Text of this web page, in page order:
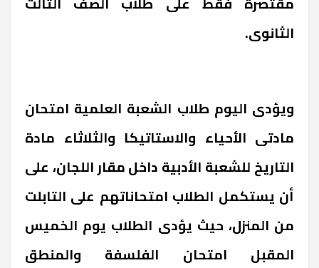
الثانوى.
ويؤدى اليوم طلاب الشعبة العلمية امتحان
مادتى الأحياء والاستاتيكا والثلاثاء مادة
التاريخ للشعبة الأدبية داخل مقار اللجان، على
أن يستكمل الطلاب امتحاناتهم على التابلت
من المنزل، حيث يؤدى الطلاب يوم الخميس
المقبل امتحان الفلسفة والمنطق